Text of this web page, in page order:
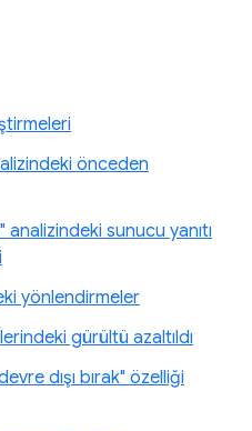
önceden
sunucu yanıtı
yönlendirmeler
gürültü azaltıldı
dışı bırak" özelliği